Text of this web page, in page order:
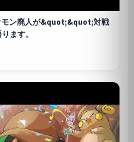
モン廃人が&quot;&quot;対戦
ます。